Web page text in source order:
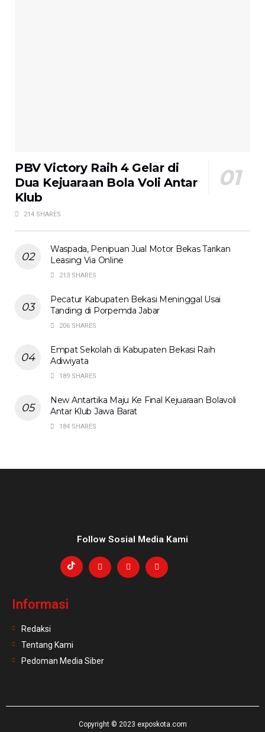
PBV Victory Raih 4 Gelar di
Dua Kejuaraan Bola Voli Antar
Klub
214 SHARES
Waspada, Penipuan Jual Motor Bekas Tarikan
Leasing Via Online
213 SHARES
Pecatur Kabupaten Bekasi Meninggal Usai
Tanding di Porpemda Jabar
206 SHARES
Empat Sekolah di Kabupaten Bekasi Raih
Adiwiyata
189 SHARES
New Antartika Maju Ke Final Kejuaraan Bolavoli
Antar Klub Jawa Barat
184 SHARES
Follow Sosial Media Kami
Informasi
Redaksi
Tentang Kami
Pedoman Media Siber
Copyright © 2023 exposkota.com